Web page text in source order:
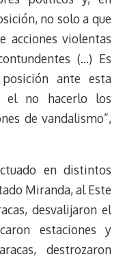
no solo a que
acciones violentas
(…) Es
ante esta
el no hacerlo los
de vandalismo”,
en distintos
Miranda, al Este
desvalijaron el
estaciones y
destrozaron